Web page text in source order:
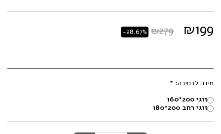
₪199
₪279
-28.67%
מידה לבחירה: *
זוגי 200*160
זוגי רחב 200*180